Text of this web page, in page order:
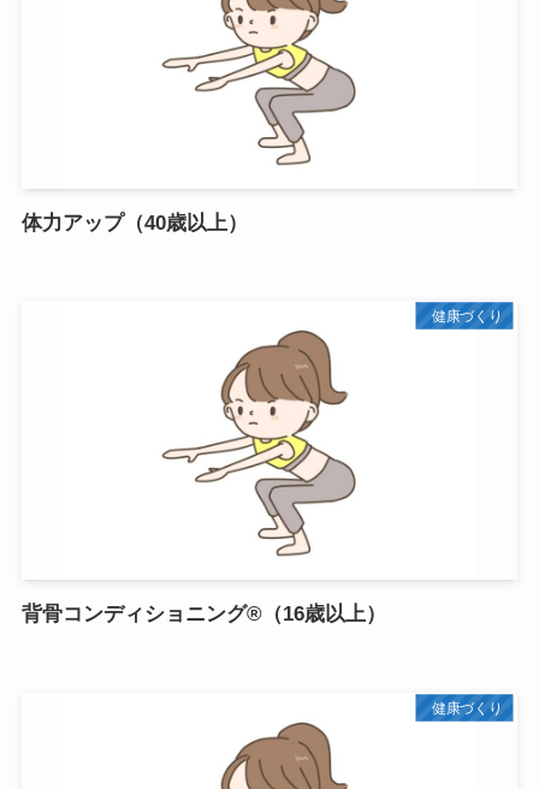
体力アップ（40歳以上）
健康づくり
背骨コンディショニング®（16歳以上）
健康づくり